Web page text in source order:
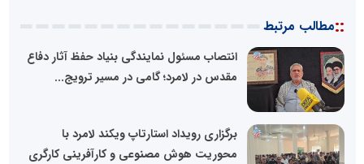
::مطالب مرتبط
انتصاب مسئول نمایندگی بنیاد حفظ آثار دفاع
مقدس در لامرد؛ گامی در مسیر ترویج...
برگزاری رویداد استارتاپ ویکند لامرد با
محوریت هوش مصنوعی و کارآفرینی کارگری